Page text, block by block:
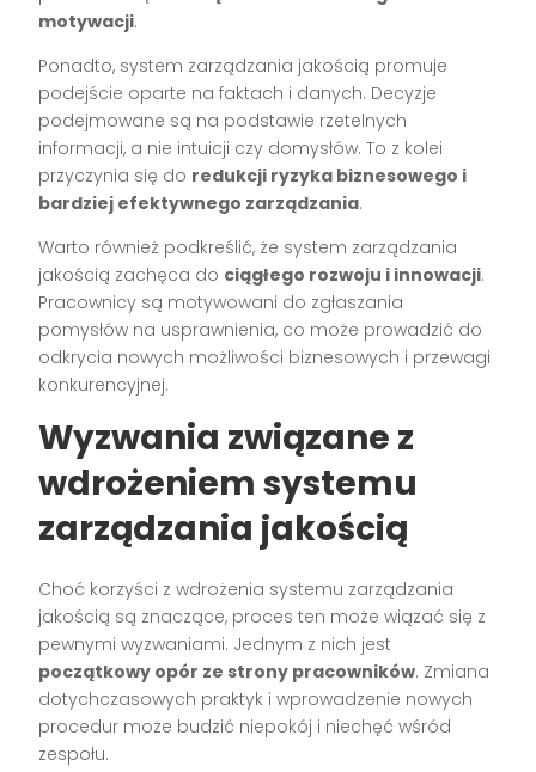
motywacji.
Ponadto, system zarządzania jakością promuje
podejście oparte na faktach i danych. Decyzje
podejmowane są na podstawie rzetelnych
informacji, a nie intuicji czy domysłów. To z kolei
przyczynia się do redukcji ryzyka biznesowego i
bardziej efektywnego zarządzania.
Warto również podkreślić, że system zarządzania
jakością zachęca do ciągłego rozwoju i innowacji.
Pracownicy są motywowani do zgłaszania
pomysłów na usprawnienia, co może prowadzić do
odkrycia nowych możliwości biznesowych i przewagi
konkurencyjnej.
Wyzwania związane z
wdrożeniem systemu
zarządzania jakością
Choć korzyści z wdrożenia systemu zarządzania
jakością są znaczące, proces ten może wiązać się z
pewnymi wyzwaniami. Jednym z nich jest
początkowy opór ze strony pracowników. Zmiana
dotychczasowych praktyk i wprowadzenie nowych
procedur może budzić niepokój i niechęć wśród
zespołu.